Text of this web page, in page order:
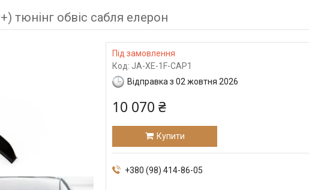
тюнінг обвіс сабля елерон
Під замовлення
Код: JA-XE-1F-CAP1
Відправка з 02 жовтня 2026
10 070 ₴
Купити
+380 (98) 414-86-05